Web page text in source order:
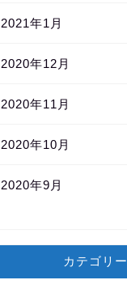
2021年1月
2020年12月
2020年11月
2020年10月
2020年9月
カテゴリー